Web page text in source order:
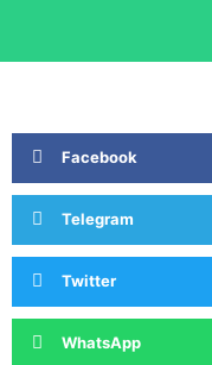
Facebook
Telegram
Twitter
WhatsApp